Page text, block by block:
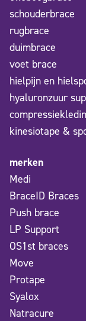
schouderbrace
rugbrace
duimbrace
voet brace
hielpijn en
hyaluronzuur
kinesiotape &
merken
Medi
BraceID Braces
Push brace
LP Support
OS1st braces
Move
Protape
Syalox
Natracure